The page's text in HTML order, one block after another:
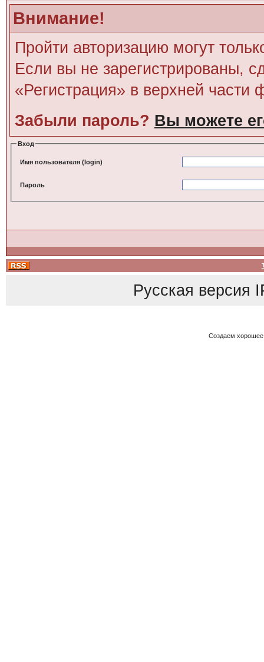
Внимание!
Пройти авторизацию могут
Если вы не зарегистрированы,
«Регистрация» в верхней части
Забыли пароль? Вы можете
Вход
Имя пользователя (login)
Пароль
Русская версия
Создаем